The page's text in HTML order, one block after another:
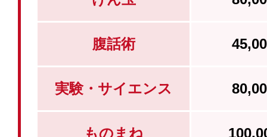
腹話術
実験・サイエンス
ものまね